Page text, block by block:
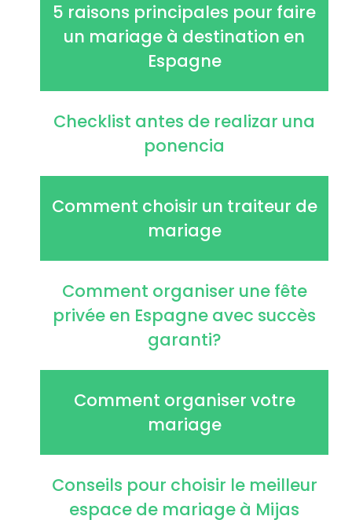
5 raisons principales pour faire
un mariage à destination en
Espagne
Checklist antes de realizar una
ponencia
Comment choisir un traiteur de
mariage
Comment organiser une fête
privée en Espagne avec succès
garanti?
Comment organiser votre
mariage
Conseils pour choisir le meilleur
espace de mariage à Mijas